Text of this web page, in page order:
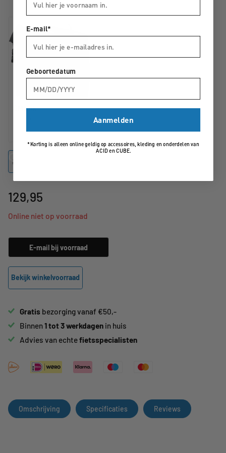
Flame/Black
129,95
Online niet op voorraad
E-mail bij voorraad
Bekijk winkelvoorraad
Gratis bezorging vanaf €50,-
Binnen1 tot 3 werkdagen in huis
Advies van echtefietsspecialisten
Omschrijving Specificaties Reviews
E-mail*
Geboortedatum
Aanmelden
*Korting is alleen online geldig op accessoires, kleding en onderdelen van
ACID en CUBE.